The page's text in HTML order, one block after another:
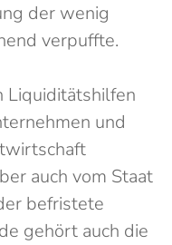
der wenig
verpuffte.
Liquiditätshilfen
und
auch vom Staat
befristete
gehört auch die